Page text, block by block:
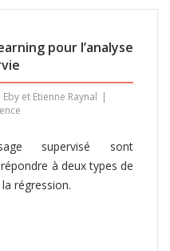
pour l’analyse
et Etienne Raynal
supervisé sont
à deux types de
régression.